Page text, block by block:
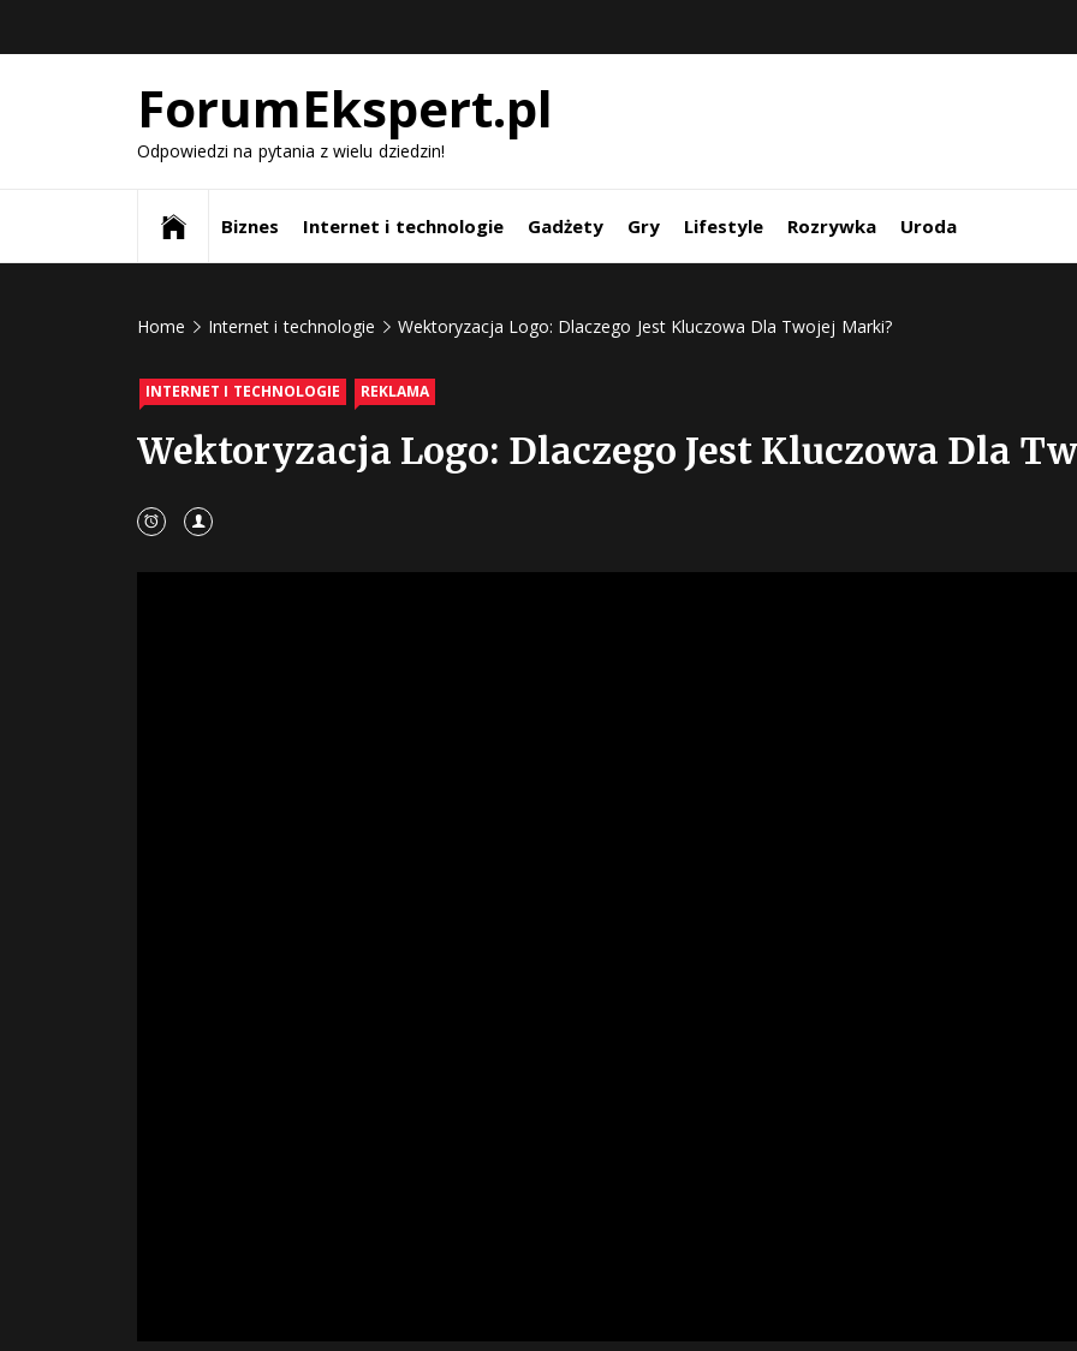
ForumEkspert.pl
Odpowiedzi na pytania z wielu dziedzin!
Biznes Internet i technologie Gadżety Gry Lifestyle Rozrywka Uroda
Home Internet i technologie Wektoryzacja Logo: Dlaczego Jest Kluczowa Dla Twojej Marki?
INTERNET I TECHNOLOGIE REKLAMA
Wektoryzacja Logo: Dlaczego Jest Kluczowa Dla